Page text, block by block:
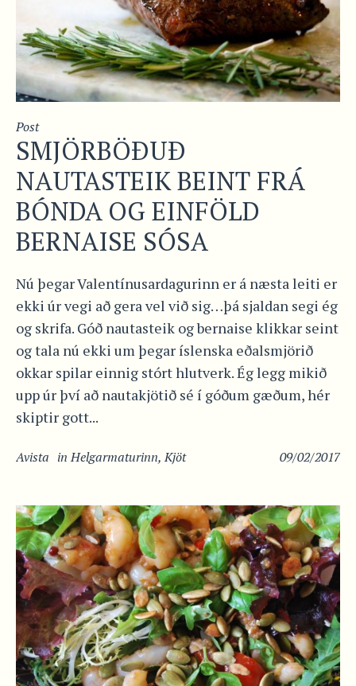
Post
SMJÖRBÖÐUÐ
NAUTASTEIK BEINT FRÁ
BÓNDA OG EINFÖLD
BERNAISE SÓSA
Nú þegar Valentínusardagurinn er á næsta leiti er
ekki úr vegi að gera vel við sig…þá sjaldan segi ég
og skrifa. Góð nautasteik og bernaise klikkar seint
og tala nú ekki um þegar íslenska eðalsmjörið
okkar spilar einnig stórt hlutverk. Ég legg mikið
upp úr því að nautakjötið sé í góðum gæðum, hér
skiptir gott...
09/02/2017
Avista inHelgarmaturinn,Kjöt